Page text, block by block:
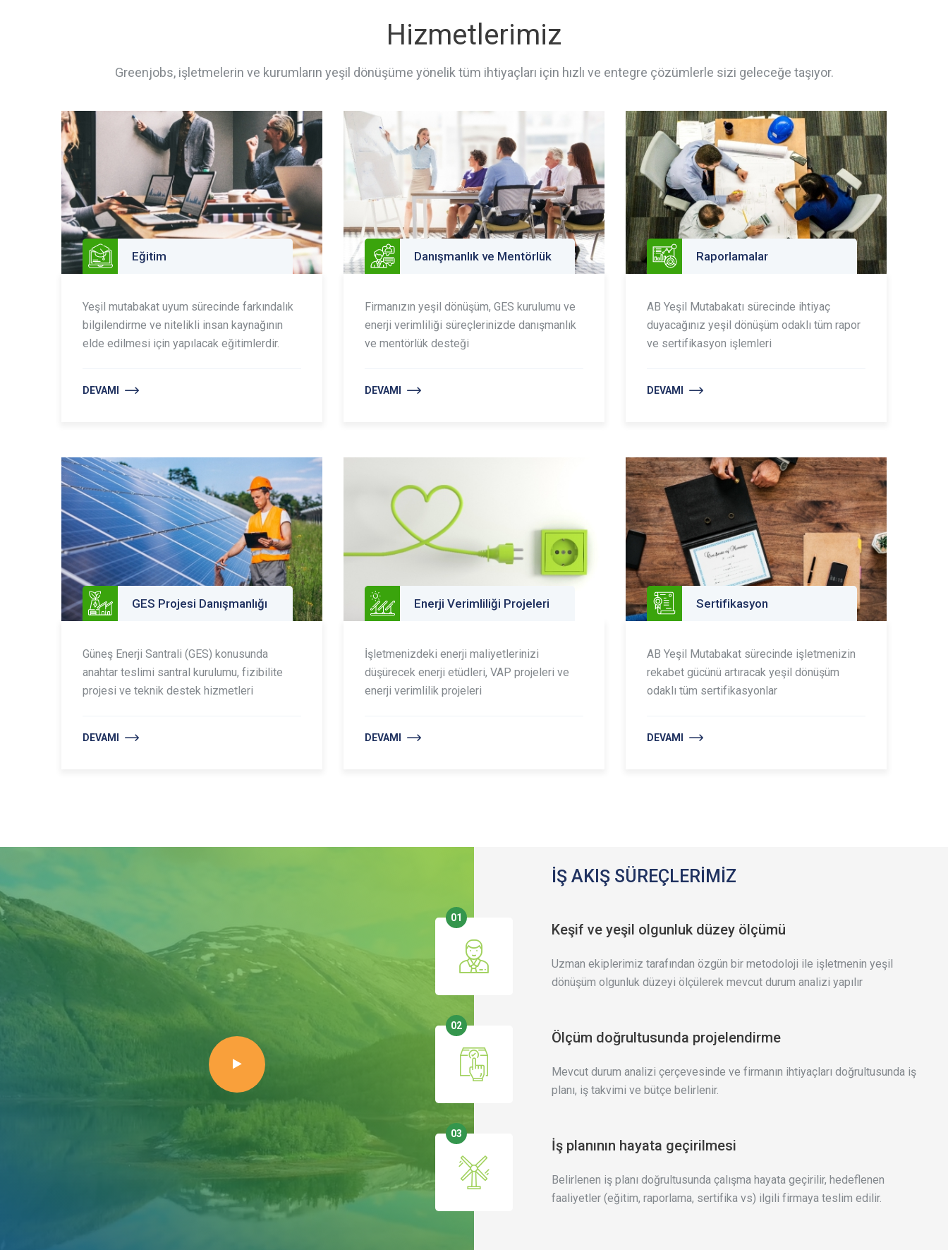
Hizmetlerimiz
Greenjobs, işletmelerin ve kurumların yeşil dönüşüme yönelik tüm ihtiyaçları için hızlı ve entegre çözümlerle sizi geleceğe taşıyor.
Eğitim
Yeşil mutabakat uyum sürecinde farkındalık
bilgilendirme ve nitelikli insan kaynağının
elde edilmesi için yapılacak eğitimlerdir.
DEVAMI
Danışmanlık ve Mentörlük
Firmanızın yeşil dönüşüm, GES kurulumu ve
enerji verimliliği süreçlerinizde danışmanlık
ve mentörlük desteği
DEVAMI
Raporlamalar
AB Yeşil Mutabakatı sürecinde ihtiyaç
duyacağınız yeşil dönüşüm odaklı tüm rapor
ve sertifikasyon işlemleri
DEVAMI
GES Projesi Danışmanlığı
Güneş Enerji Santrali (GES) konusunda
anahtar teslimi santral kurulumu, fizibilite
projesi ve teknik destek hizmetleri
DEVAMI
Enerji Verimliliği Projeleri
İşletmenizdeki enerji maliyetlerinizi
düşürecek enerji etüdleri, VAP projeleri ve
enerji verimlilik projeleri
DEVAMI
Sertifikasyon
AB Yeşil Mutabakat sürecinde işletmenizin
rekabet gücünü artıracak yeşil dönüşüm
odaklı tüm sertifikasyonlar
DEVAMI
İŞ AKIŞ SÜREÇLERİMİZ
Keşif ve yeşil olgunluk düzey ölçümü
Uzman ekiplerimiz tarafından özgün bir metodoloji ile işletmenin yeşil
dönüşüm olgunluk düzeyi ölçülerek mevcut durum analizi yapılır
Ölçüm doğrultusunda projelendirme
Mevcut durum analizi çerçevesinde ve firmanın ihtiyaçları doğrultusunda iş
planı, iş takvimi ve bütçe belirlenir.
İş planının hayata geçirilmesi
Belirlenen iş planı doğrultusunda çalışma hayata geçirilir, hedeflenen
faaliyetler (eğitim, raporlama, sertifika vs) ilgili firmaya teslim edilir.
01
02
03